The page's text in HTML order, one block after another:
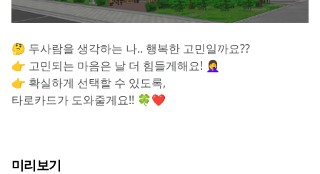
🤔 두사람을 생각하는 나.. 행복한 고민일까요??
👉 고민되는 마음은 날 더 힘들게해요! 🤦‍♀️
👉 확실하게 선택할 수 있도록,
타로카드가 도와줄게요!! 🍀❤️
미리보기